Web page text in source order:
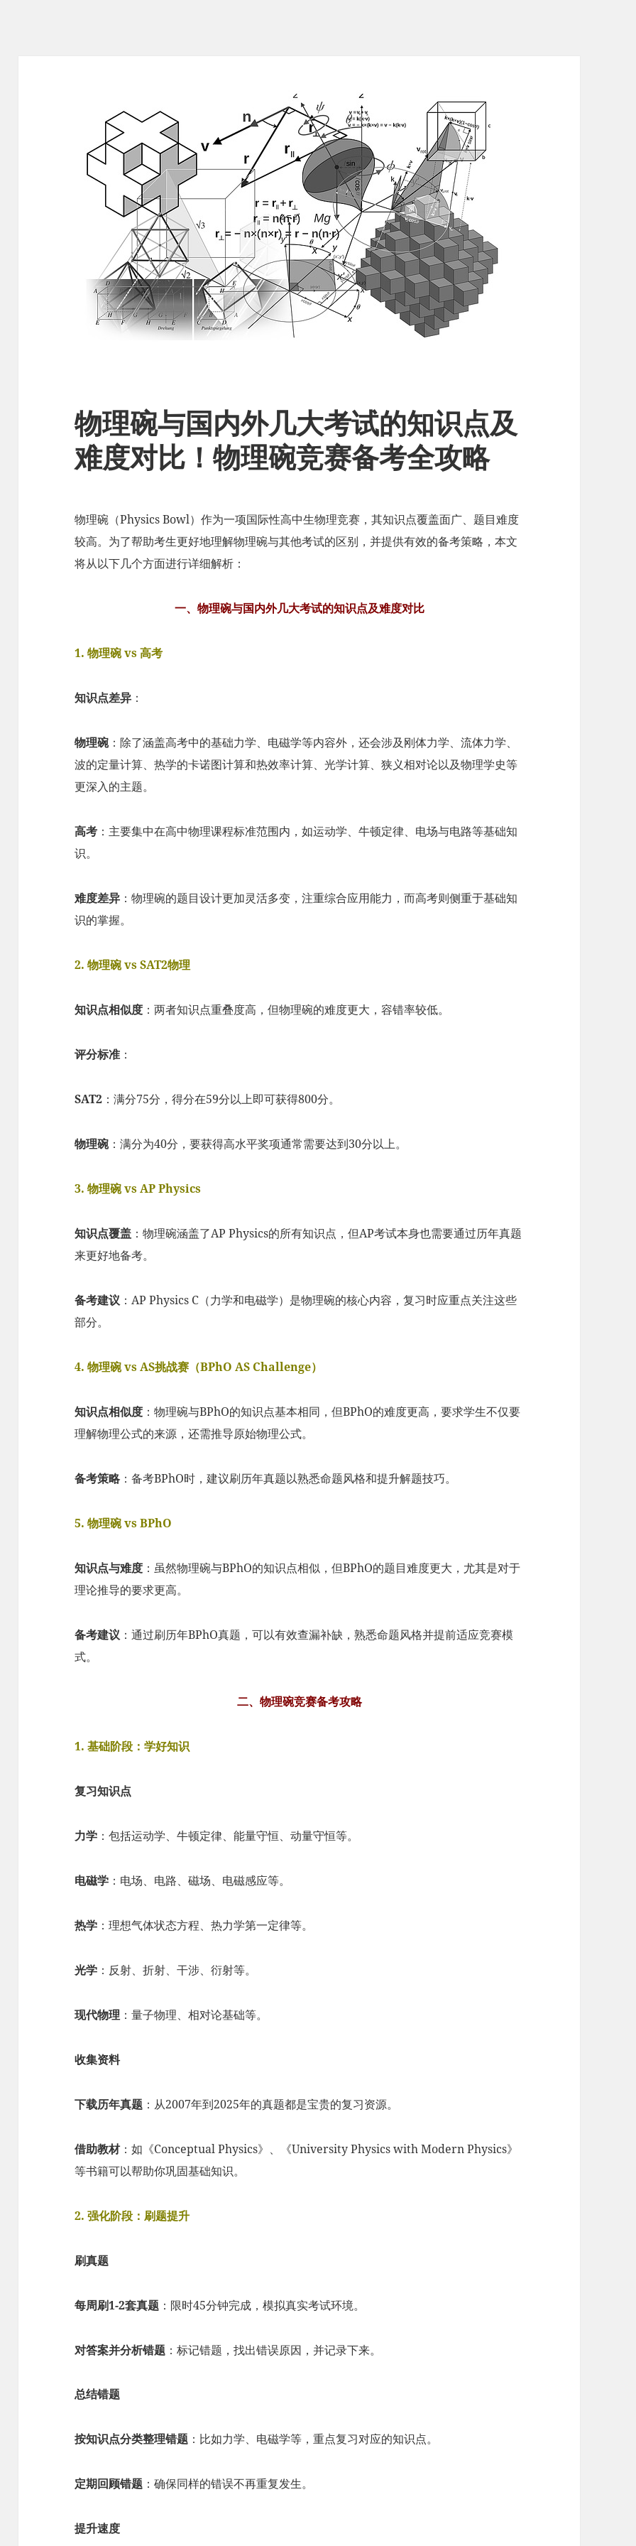
物理碗与国内外几大考试的知识点及
难度对比！物理碗竞赛备考全攻略
物理碗（Physics Bowl）作为一项国际性高中生物理竞赛，其知识点覆盖面广、题目难度
较高。为了帮助考生更好地理解物理碗与其他考试的区别，并提供有效的备考策略，本文
将从以下几个方面进行详细解析：
一、物理碗与国内外几大考试的知识点及难度对比
1. 物理碗 vs 高考
知识点差异 ：
物理碗：除了涵盖高考中的基础力学、电磁学等内容外，还会涉及刚体力学、流体力学、
波的定量计算、热学的卡诺图计算和热效率计算、光学计算、狭义相对论以及物理学史等
更深入的主题。
高考 ：主要集中在高中物理课程标准范围内，如运动学、牛顿定律、电场与电路等基础知
识。
难度差异 ：物理碗的题目设计更加灵活多变，注重综合应用能力，而高考则侧重于基础知
识的掌握。
2. 物理碗 vs SAT2物理
知识点相似度 ：两者知识点重叠度高，但物理碗的难度更大，容错率较低。
评分标准 ：
SAT2 ：满分75分，得分在59分以上即可获得800分。
物理碗：满分为40分，要获得高水平奖项通常需要达到30分以上。
3. 物理碗 vs AP Physics
知识点覆盖 ：物理碗涵盖了AP Physics的所有知识点，但AP考试本身也需要通过历年真题
来更好地备考。
备考建议 ：AP Physics C（力学和电磁学）是物理碗的核心内容，复习时应重点关注这些
部分。
4. 物理碗 vs AS挑战赛（BPhO AS Challenge）
知识点相似度 ：物理碗与BPhO的知识点基本相同，但BPhO的难度更高，要求学生不仅要
理解物理公式的来源，还需推导原始物理公式。
备考策略：备考BPhO时，建议刷历年真题以熟悉命题风格和提升解题技巧。
5. 物理碗 vs BPhO
知识点与难度 ：虽然物理碗与BPhO的知识点相似，但BPhO的题目难度更大，尤其是对于
理论推导的要求更高。
备考建议 ：通过刷历年BPhO真题，可以有效查漏补缺，熟悉命题风格并提前适应竞赛模
式。
二、物理碗竞赛备考攻略
1. 基础阶段：学好知识
复习知识点
力学 ：包括运动学、牛顿定律、能量守恒、动量守恒等。
电磁学 ：电场、电路、磁场、电磁感应等。
热学 ：理想气体状态方程、热力学第一定律等。
光学 ：反射、折射、干涉、衍射等。
现代物理 ：量子物理、相对论基础等。
收集资料
下载历年真题 ：从2007年到2025年的真题都是宝贵的复习资源。
借助教材：如《Conceptual Physics》、《University Physics with Modern Physics》
等书籍可以帮助你巩固基础知识。
2. 强化阶段：刷题提升
刷真题
每周刷1-2套真题 ：限时45分钟完成，模拟真实考试环境。
对答案并分析错题 ：标记错题，找出错误原因，并记录下来。
总结错题
按知识点分类整理错题 ：比如力学、电磁学等，重点复习对应的知识点。
定期回顾错题 ：确保同样的错误不再重复发生。
提升速度